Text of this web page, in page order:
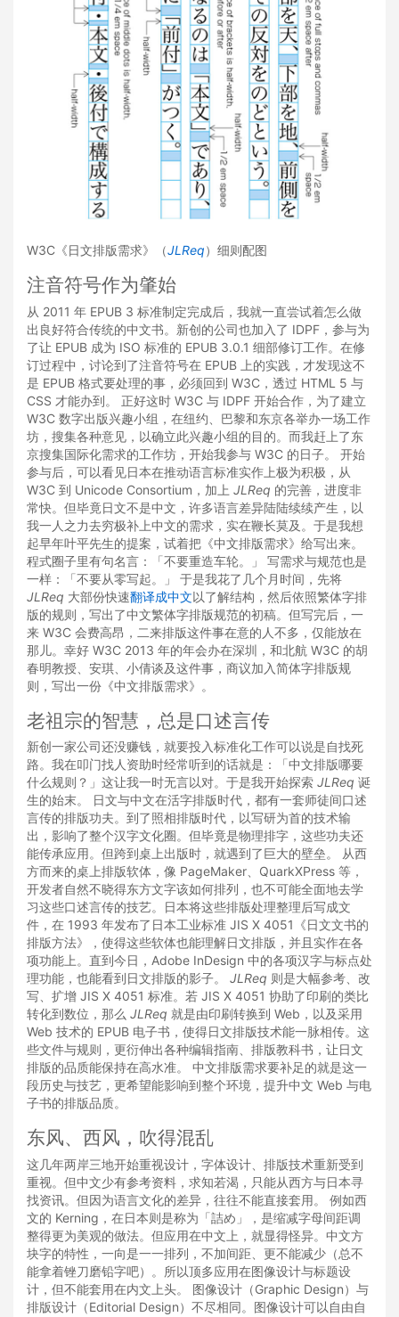
W3C《日文排版需求》（JLReq）细则配图
注音符号作为肇始
从 2011 年 EPUB 3 标准制定完成后，我就一直尝试着怎么做
出良好符合传统的中文书。新创的公司也加入了 IDPF，参与为
了让 EPUB 成为 ISO 标准的 EPUB 3.0.1 细部修订工作。在修
订过程中，讨论到了注音符号在 EPUB 上的实践，才发现这不
是 EPUB 格式要处理的事，必须回到 W3C，透过 HTML 5 与
CSS 才能办到。 正好这时 W3C 与 IDPF 开始合作，为了建立
W3C 数字出版兴趣小组，在纽约、巴黎和东京各举办一场工作
坊，搜集各种意见，以确立此兴趣小组的目的。而我赶上了东
京搜集国际化需求的工作坊，开始我参与 W3C 的日子。 开始
参与后，可以看见日本在推动语言标准实作上极为积极，从
W3C 到 Unicode Consortium，加上 JLReq 的完善，进度非
常快。但毕竟日文不是中文，许多语言差异陆陆续续产生，以
我一人之力去穷极补上中文的需求，实在鞭长莫及。于是我想
起早年叶平先生的提案，试着把《中文排版需求》给写出来。
程式圈子里有句名言：「不要重造车轮。」 写需求与规范也是
一样：「不要从零写起。」 于是我花了几个月时间，先将
JLReq 大部份快速翻译成中文以了解结构，然后依照繁体字排
版的规则，写出了中文繁体字排版规范的初稿。但写完后，一
来 W3C 会费高昂，二来排版这件事在意的人不多，仅能放在
那儿。幸好 W3C 2013 年的年会办在深圳，和北航 W3C 的胡
春明教授、安琪、小倩谈及这件事，商议加入简体字排版规
则，写出一份《中文排版需求》。
老祖宗的智慧，总是口述言传
新创一家公司还没赚钱，就要投入标准化工作可以说是自找死
路。我在叩门找人资助时经常听到的话就是：「中文排版哪要
什么规则？」这让我一时无言以对。于是我开始探索 JLReq 诞
生的始末。 日文与中文在活字排版时代，都有一套师徒间口述
言传的排版功夫。到了照相排版时代，以写研为首的技术输
出，影响了整个汉字文化圈。但毕竟是物理排字，这些功夫还
能传承应用。但跨到桌上出版时，就遇到了巨大的壁垒。 从西
方而来的桌上排版软体，像 PageMaker、QuarkXPress 等，
开发者自然不晓得东方文字该如何排列，也不可能全面地去学
习这些口述言传的技艺。日本将这些排版处理整理后写成文
件，在 1993 年发布了日本工业标准 JIS X 4051《日文文书的
排版方法》，使得这些软体也能理解日文排版，并且实作在各
项功能上。直到今日，Adobe InDesign 中的各项汉字与标点处
理功能，也能看到日文排版的影子。 JLReq 则是大幅参考、改
写、扩增 JIS X 4051 标准。若 JIS X 4051 协助了印刷的类比
转化到数位，那么 JLReq 就是由印刷转换到 Web，以及采用
Web 技术的 EPUB 电子书，使得日文排版技术能一脉相传。这
些文件与规则，更衍伸出各种编辑指南、排版教科书，让日文
排版的品质能保持在高水准。 中文排版需求要补足的就是这一
段历史与技艺，更希望能影响到整个环境，提升中文 Web 与电
子书的排版品质。
东风、西风，吹得混乱
这几年两岸三地开始重视设计，字体设计、排版技术重新受到
重视。但中文少有参考资料，求知若渴，只能从西方与日本寻
找资讯。但因为语言文化的差异，往往不能直接套用。 例如西
文的 Kerning，在日本则是称为「詰め」，是缩减字母间距调
整得更为美观的做法。但应用在中文上，就显得怪异。中文方
块字的特性，一向是一一排列，不加间距、更不能减少（总不
能拿着锉刀磨铅字吧）。所以顶多应用在图像设计与标题设
计，但不能套用在内文上头。 图像设计（Graphic Design）与
排版设计（Editorial Design）不尽相同。图像设计可以自由自